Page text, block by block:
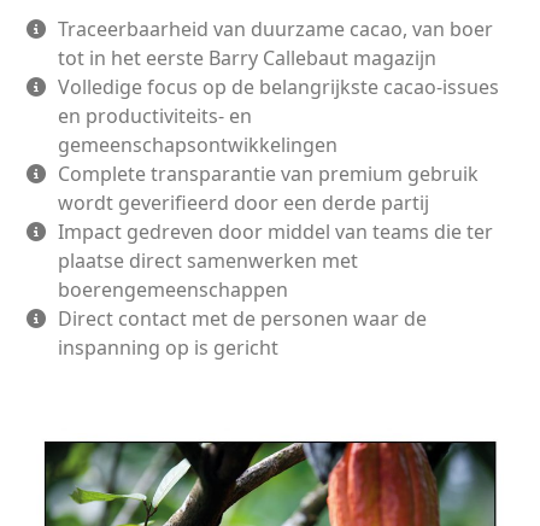
Traceerbaarheid van duurzame cacao, van boer
tot in het eerste Barry Callebaut magazijn
Volledige focus op de belangrijkste cacao-issues
en productiviteits- en
gemeenschapsontwikkelingen
Complete transparantie van premium gebruik
wordt geverifieerd door een derde partij
Impact gedreven door middel van teams die ter
plaatse direct samenwerken met
boerengemeenschappen
Direct contact met de personen waar de
inspanning op is gericht